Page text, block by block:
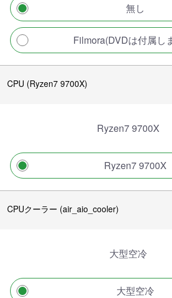
無し
Filmora(DVDは付属し
CPU (Ryzen7 9700X)
Ryzen7 9700X
Ryzen7 9700X
CPUクーラー (air_aio_cooler)
大型空冷
大型空冷